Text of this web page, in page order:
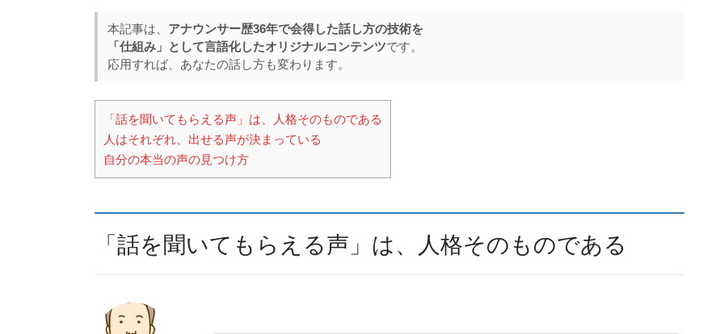
c
e
o
o
k
ail
e
a
s
本記事は、 アナウンサー歴36年で会得した話し方の技術を
「仕組み」として言語化したオリジナルコンテンツです。
応用すれば、あなたの話し方も変わります。
「話を聞いてもらえる声」は、人格そのものである
人はそれぞれ、出せる声が決まっている
自分の本当の声の見つけ方
「話を聞いてもらえる声」は、人格そのものである